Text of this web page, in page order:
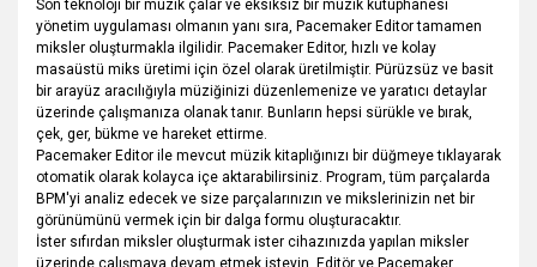
Son teknoloji bir müzik çalar ve eksiksiz bir müzik kütüphanesi
yönetim uygulaması olmanın yanı sıra, Pacemaker Editor tamamen
miksler oluşturmakla ilgilidir. Pacemaker Editor, hızlı ve kolay
masaüstü miks üretimi için özel olarak üretilmiştir. Pürüzsüz ve basit
bir arayüz aracılığıyla müziğinizi düzenlemenize ve yaratıcı detaylar
üzerinde çalışmanıza olanak tanır. Bunların hepsi sürükle ve bırak,
çek, ger, bükme ve hareket ettirme.
Pacemaker Editor ile mevcut müzik kitaplığınızı bir düğmeye tıklayarak
otomatik olarak kolayca içe aktarabilirsiniz. Program, tüm parçalarda
BPM'yi analiz edecek ve size parçalarınızın ve mikslerinizin net bir
görünümünü vermek için bir dalga formu oluşturacaktır.
İster sıfırdan miksler oluşturmak ister cihazınızda yapılan miksler
üzerinde çalışmaya devam etmek isteyin, Editör ve Pacemaker